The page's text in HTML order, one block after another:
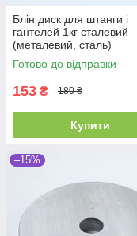
Блін диск для штанги і
гантелей 1кг сталевий
(металевий, сталь)
Готово до відправки
153 ₴ 180 ₴
Купити
–15%